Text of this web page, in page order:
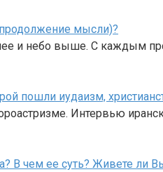
мысли)?
и небо выше. С каждым
пошли иудаизм,
Интервью
В чем ее суть? Живете ли